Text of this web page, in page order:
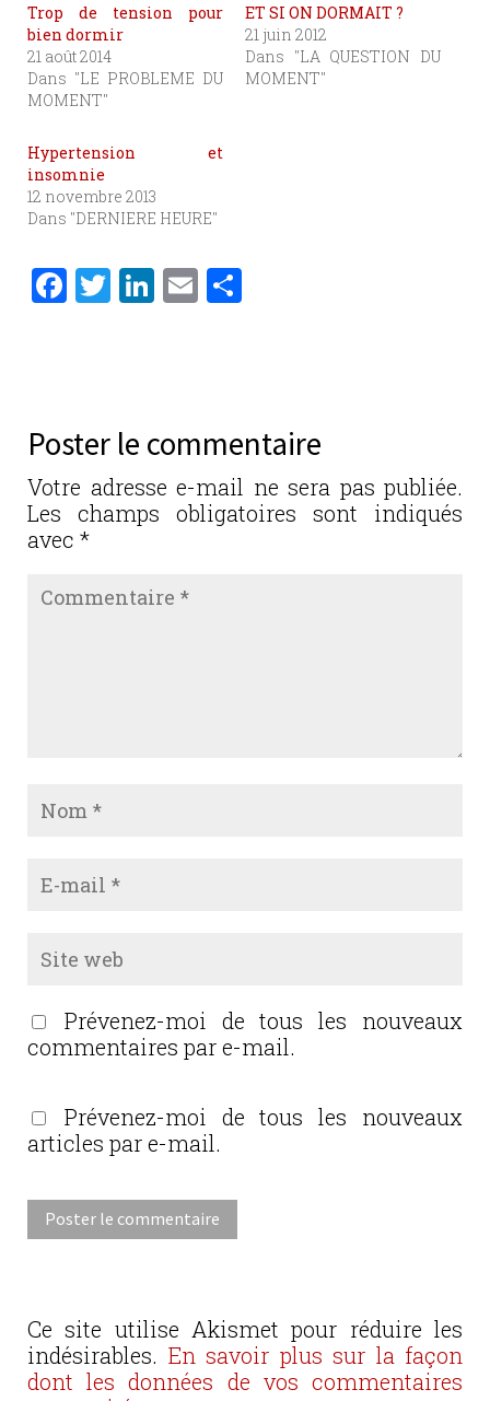
Trop de tension pour
bien dormir
21 août 2014
Dans "LE PROBLEME DU
MOMENT"
ET SI ON DORMAIT ?
21 juin 2012
Dans "LA QUESTION DU
MOMENT"
Hypertension et
insomnie
12 novembre 2013
Dans "DERNIERE HEURE"
F
b
o
o
k
T
r
Li
n
E
er
Poster le commentaire
Votre adresse e-mail ne sera pas publiée.
Les champs obligatoires sont indiqués
avec *
Prévenez-moi de tous les nouveaux
commentaires par e-mail.
Prévenez-moi de tous les nouveaux
articles par e-mail.
Ce site utilise Akismet pour réduire les
indésirables. En savoir plus sur la façon
dont les données de vos commentaires